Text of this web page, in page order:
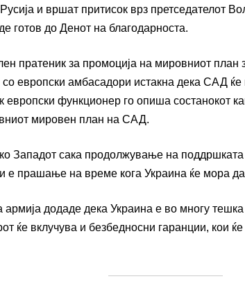
и вршат притисок врз претседателот
готов до Денот на благодарноста.
пратеник за промоција на мировниот
европски амбасадори истакна дека САД
европски функционер го опиша состанокот
мировен план на САД.
Западот сака продолжување на поддршката
е прашање на време кога Украина ќе мора да
додаде дека Украина е во многу
ќе вклучува и безбедносни гаранции, кои